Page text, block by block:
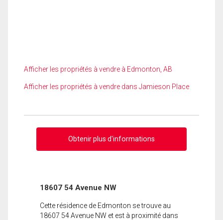
Afficher les propriétés à vendre à Edmonton, AB
Afficher les propriétés à vendre dans Jamieson Place
Obtenir plus d'informations
18607 54 Avenue NW
Cette résidence de Edmonton se trouve au
18607 54 Avenue NW et est à proximité dans